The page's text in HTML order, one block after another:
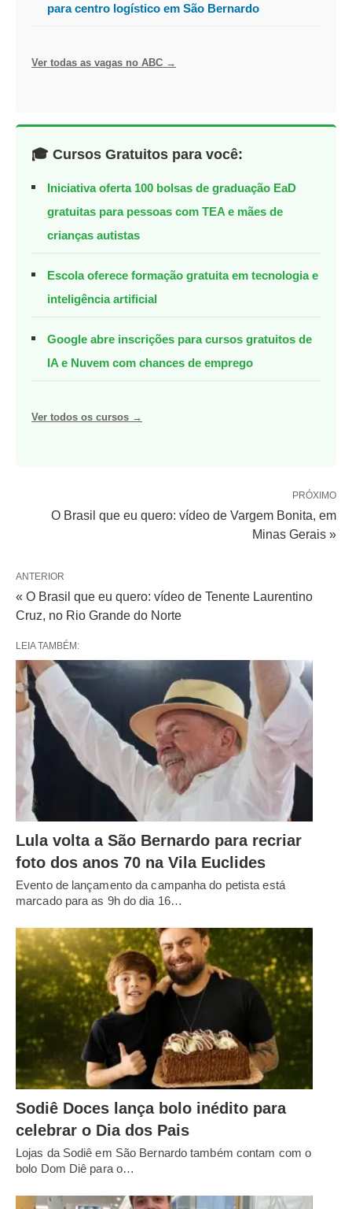
para centro logístico em São Bernardo
Ver todas as vagas no ABC →
🎓 Cursos Gratuitos para você:
Iniciativa oferta 100 bolsas de graduação EaD
gratuitas para pessoas com TEA e mães de
crianças autistas
Escola oferece formação gratuita em tecnologia e
inteligência artificial
Google abre inscrições para cursos gratuitos de
IA e Nuvem com chances de emprego
Ver todos os cursos →
PRÓXIMO
O Brasil que eu quero: vídeo de Vargem Bonita, em
Minas Gerais »
ANTERIOR
« O Brasil que eu quero: vídeo de Tenente Laurentino
Cruz, no Rio Grande do Norte
LEIA TAMBÉM:
Lula volta a São Bernardo para recriar
foto dos anos 70 na Vila Euclides
Evento de lançamento da campanha do petista está
marcado para as 9h do dia 16…
Sodiê Doces lança bolo inédito para
celebrar o Dia dos Pais
Lojas da Sodiê em São Bernardo também contam com o
bolo Dom Diê para o…